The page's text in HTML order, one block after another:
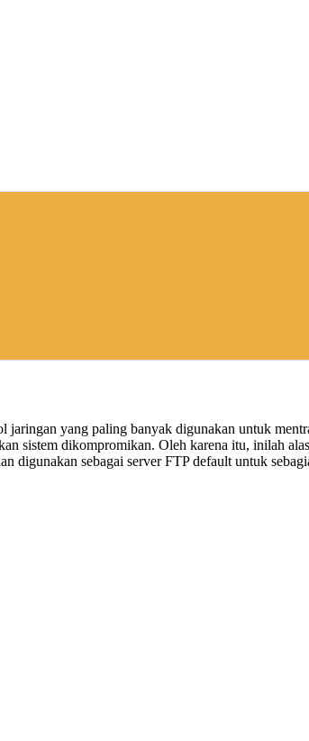
yang paling banyak digunakan untuk
sistem dikompromikan. Oleh karena itu, inilah
digunakan sebagai server FTP default untuk